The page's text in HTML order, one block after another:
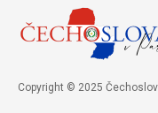
Copyright © 2025